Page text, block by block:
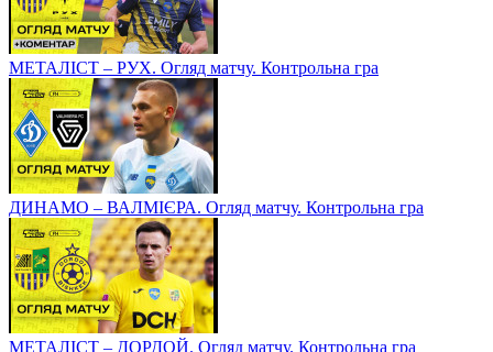
МЕТАЛІСТ – РУХ. Огляд матчу. Контрольна гра
ДИНАМО – ВАЛМІЄРА. Огляд матчу. Контрольна гра
МЕТАЛІСТ – ДОРДОЙ. Огляд матчу. Контрольна гра